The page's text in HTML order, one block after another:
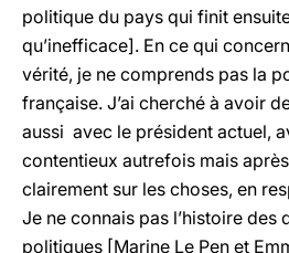
politique du pays qui finit
qu’inefficace]. En ce qui
vérité, je ne comprends pas la
française. J’ai cherché à avoir
aussi avec le président actuel,
contentieux autrefois mais
clairement sur les choses, en
Je ne connais pas l’histoire des
politiques [Marine Le Pen et